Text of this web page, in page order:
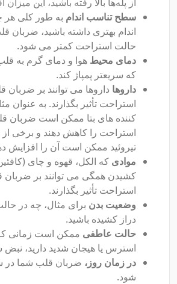
سطح تناسب اندام به طور کلی هر
اندام بهتری داشته باشید، ضربان
حالت استراحت کمتر می شود.
دمای محیط هوا و دمای گرم به
که سریعتر پمپاژ کند.
داروها داروها می توانند بر
استراحت تأثیر بگذارند. به عنوان
کننده های بتا ممکن است ضربان
استراحت را کاهش دهند و برخی از
تیروئید ممکن است آن را افزایش
موادی که الکل، قهوه و چای
کشیدن همگی می توانند بر
استراحت تأثیر بگذارند.
وضعیت بدن برای مثال، چه در
دراز کشیده باشید.
حالت عاطفی ممکن است زمانی
استرس یا هیجان شدید دارید، نبض
در زمان روز، ضربان قلب شما
شود.